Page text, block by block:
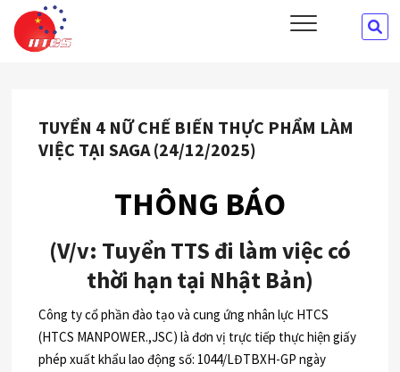
content
CÔNG TY CỔ PHẦN ĐÀO TẠO VÀ CUNG ỨNG NHÂN LỰC HTCS
TUYỂN 4 NỮ CHẾ BIẾN THỰC PHẨM LÀM
VIỆC TẠI SAGA (24/12/2025)
THÔNG BÁO
(V/v: Tuyển TTS đi làm việc có
thời hạn tại Nhật Bản)
Công ty cổ phần đào tạo và cung ứng nhân lực HTCS
(HTCS MANPOWER.,JSC) là đơn vị trực tiếp thực hiện giấy
phép xuất khẩu lao động số: 1044/LĐTBXH-GP ngày